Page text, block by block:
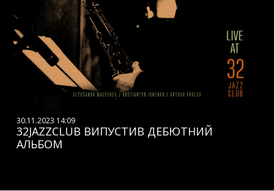
30.11.2023 14:09
32JAZZCLUB ВИПУСТИВ ДЕБЮТНИЙ
АЛЬБОМ